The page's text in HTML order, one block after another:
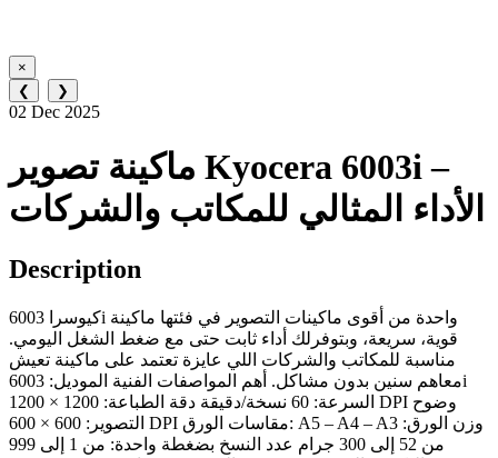
×
❮
❯
02 Dec 2025
ماكينة تصوير Kyocera 6003i –
الأداء المثالي للمكاتب والشركات
Description
كيوسرا 6003i واحدة من أقوى ماكينات التصوير في فئتها ماكينة
قوية، سريعة، وبتوفرلك أداء ثابت حتى مع ضغط الشغل اليومي.
مناسبة للمكاتب والشركات اللي عايزة تعتمد على ماكينة تعيش
معاهم سنين بدون مشاكل. أهم المواصفات الفنية الموديل: 6003i
السرعة: 60 نسخة/دقيقة دقة الطباعة: 1200 × 1200 DPI وضوح
التصوير: 600 × 600 DPI مقاسات الورق: A5 – A4 – A3 وزن الورق:
من 52 إلى 300 جرام عدد النسخ بضغطة واحدة: من 1 إلى 999